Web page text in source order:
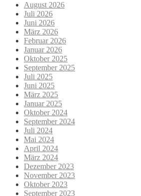
August 2026
Juli 2026
Juni 2026
März 2026
Februar 2026
Januar 2026
Oktober 2025
September 2025
Juli 2025
Juni 2025
März 2025
Januar 2025
Oktober 2024
September 2024
Juli 2024
Mai 2024
April 2024
März 2024
Dezember 2023
November 2023
Oktober 2023
September 2023